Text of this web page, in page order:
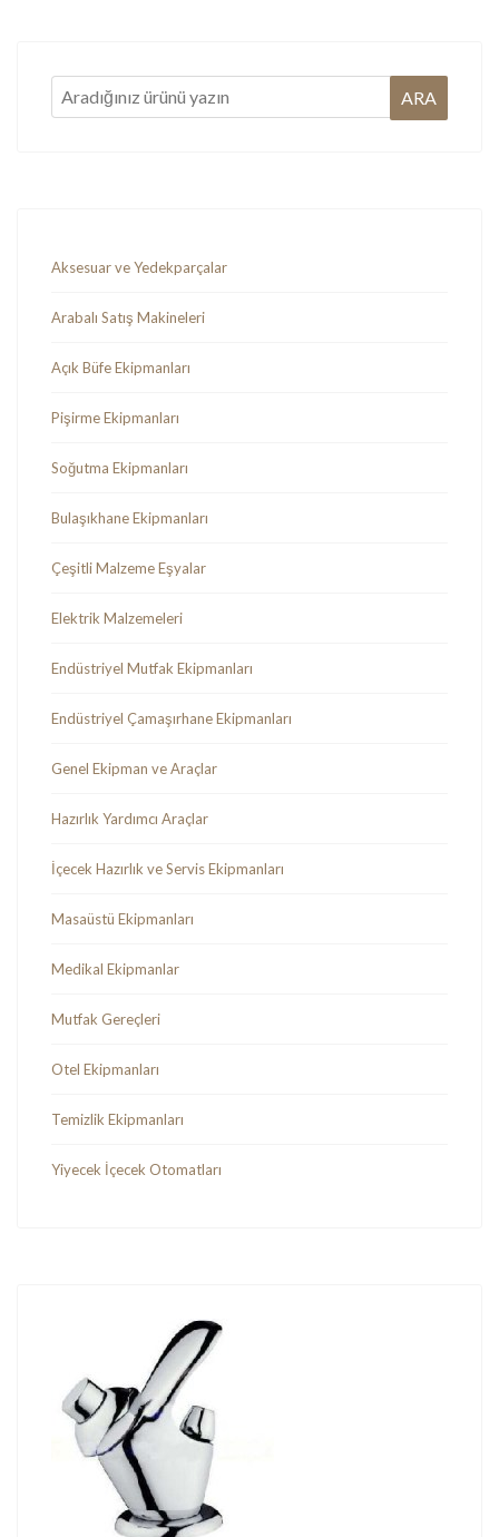
Aksesuar ve Yedekparçalar
Arabalı Satış Makineleri
Açık Büfe Ekipmanları
Pişirme Ekipmanları
Soğutma Ekipmanları
Bulaşıkhane Ekipmanları
Çeşitli Malzeme Eşyalar
Elektrik Malzemeleri
Endüstriyel Mutfak Ekipmanları
Endüstriyel Çamaşırhane Ekipmanları
Genel Ekipman ve Araçlar
Hazırlık Yardımcı Araçlar
İçecek Hazırlık ve Servis Ekipmanları
Masaüstü Ekipmanları
Medikal Ekipmanlar
Mutfak Gereçleri
Otel Ekipmanları
Temizlik Ekipmanları
Yiyecek İçecek Otomatları